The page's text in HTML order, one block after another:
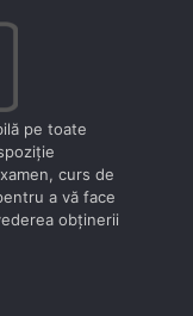
pe toate
curs de
a vă face
obţinerii